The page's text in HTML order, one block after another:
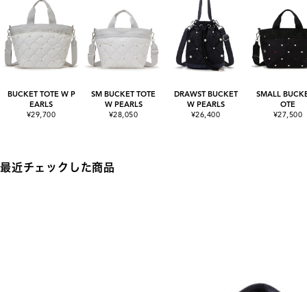
BUCKET TOTE W P
EARLS
¥29,700
SM BUCKET TOTE
W PEARLS
¥28,050
DRAWST BUCKET
W PEARLS
¥26,400
SMALL
OTE
¥27,500
最近チェックした商品